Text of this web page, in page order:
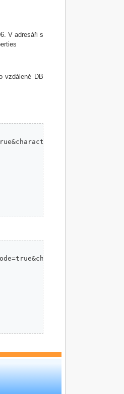
V adresáři s
vzdálené DB
8